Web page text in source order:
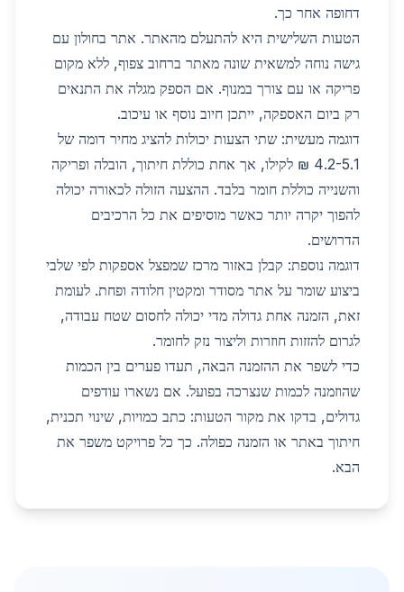
דחופה אחר כך.
הטעות השלישית היא להתעלם מהאתר. אתר בחולון עם
גישה נוחה למשאית שונה מאתר ברחוב צפוף, ללא מקום
פריקה או עם צורך במנוף. אם הספק מגלה את התנאים
רק ביום האספקה, ייתכן חיוב נוסף או עיכוב.
דוגמה מעשית: שתי הצעות יכולות להציג מחיר דומה של
4.2-5.1 ₪ לקילו, אך אחת כוללת חיתוך, הובלה ופריקה
והשנייה כוללת חומר בלבד. ההצעה הזולה לכאורה יכולה
להפוך יקרה יותר כאשר מוסיפים את כל הרכיבים
הדרושים.
דוגמה נוספת: קבלן באזור מרכז שמפצל אספקות לפי שלבי
ביצוע שומר על אתר מסודר ומקטין חלודה ופחת. לעומת
זאת, הזמנה אחת גדולה מדי יכולה לחסום שטח עבודה,
לגרום להזזות חוזרות וליצור נזק לחומר.
כדי לשפר את ההזמנה הבאה, תעדו פערים בין הכמות
שהוזמנה לכמות שנצרכה בפועל. אם נשארו עודפים
גדולים, בדקו את מקור הטעות: כתב כמויות, שינוי תכנית,
חיתוך באתר או הזמנה כפולה. כך כל פרויקט משפר את
הבא.